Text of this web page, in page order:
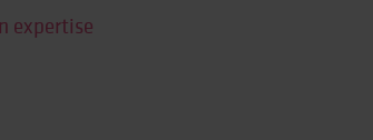
expertise